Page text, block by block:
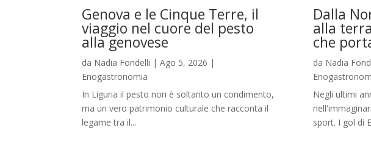
Genova e le Cinque Terre, il
viaggio nel cuore del pesto
alla genovese
da Nadia Fondelli |Ago 5, 2026 |
Enogastronomia
In Liguria il pesto non è soltanto un condimento,
ma un vero patrimonio culturale che racconta il
legame tra il...
Dalla
alla
che
da Nadia
Negli ultimi
sport. I gol di